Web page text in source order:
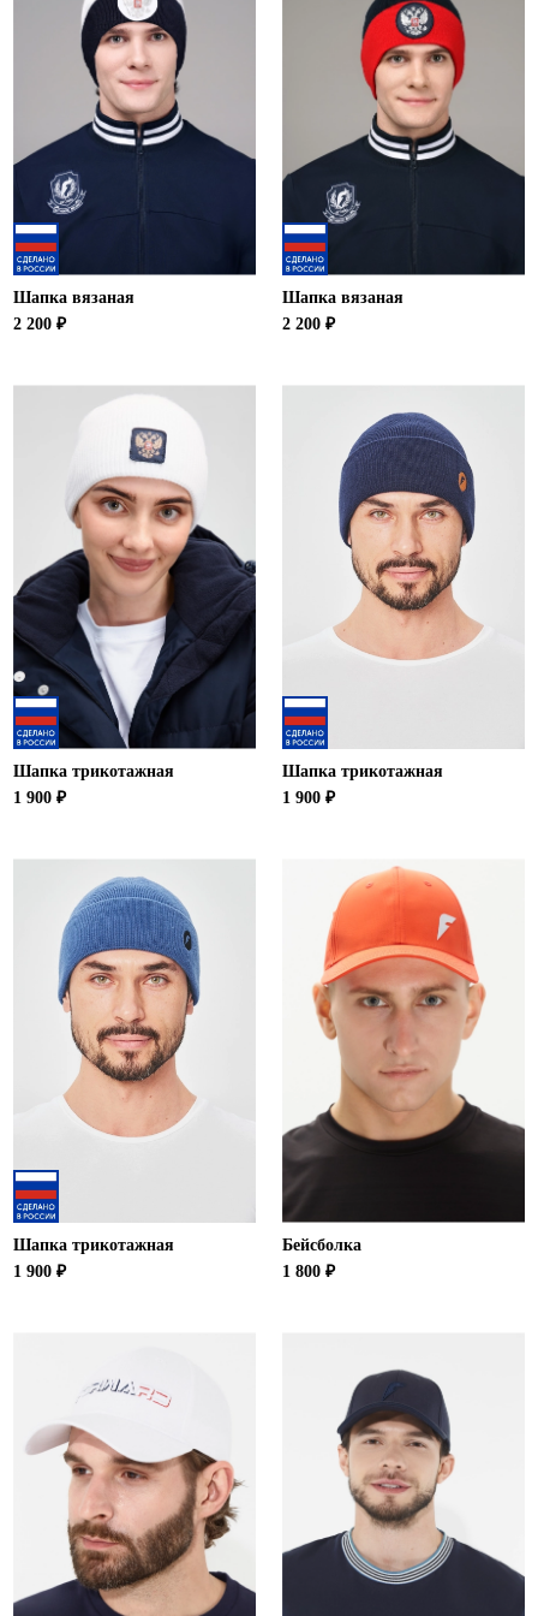
Ханты-Мансийский автономный округ (3)
Челябинская область (2)
Ямало-Ненецкий автономный округ (1)
Ярославская область (1)
Шапка вязаная
2 200 ₽
Шапка вязаная
2 200 ₽
Шапка трикотажная
1 900 ₽
Шапка трикотажная
1 900 ₽
Шапка трикотажная
1 900 ₽
Бейсболка
1 800 ₽